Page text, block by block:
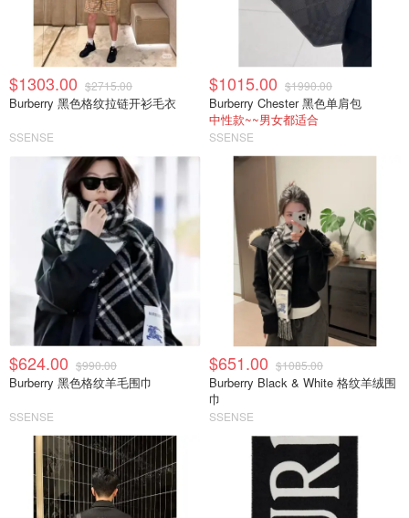
$1303.00 $2715.00
Burberry 黑色格纹拉链开衫毛衣
SSENSE
$1015.00 $1990.00
Burberry Chester 黑色单肩包
中性款~~男女都适合
SSENSE
$624.00 $990.00
Burberry 黑色格纹羊毛围巾
SSENSE
$651.00 $1085.00
Burberry Black & White 格纹羊绒围
巾
SSENSE